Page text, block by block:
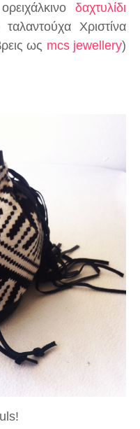
δαχτυλίδι
Xριστίνα
ως mcs jewellery)